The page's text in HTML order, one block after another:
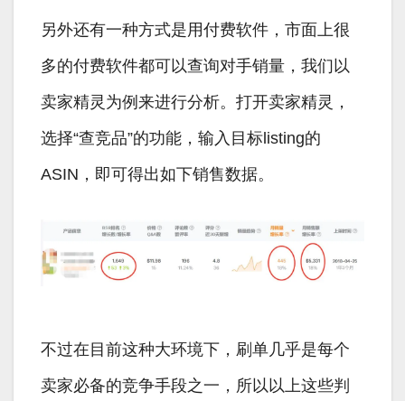
另外还有一种方式是用付费软件，市面上很
多的付费软件都可以查询对手销量，我们以
卖家精灵为例来进行分析。打开卖家精灵，
选择“查竞品”的功能，输入目标listing的
ASIN，即可得出如下销售数据。
不过在目前这种大环境下，刷单几乎是每个
卖家必备的竞争手段之一，所以以上这些判